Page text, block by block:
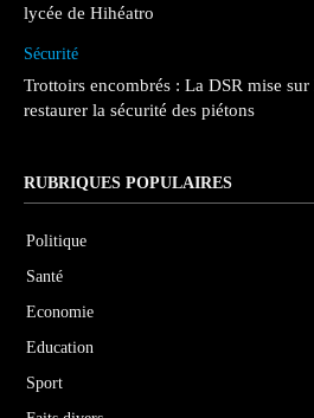
lycée de Hihéatro
Sécurité
Trottoirs encombrés : La DSR mise
restaurer la sécurité des piétons
RUBRIQUES POPULAIRES
Politique
Santé
Economie
Education
Sport